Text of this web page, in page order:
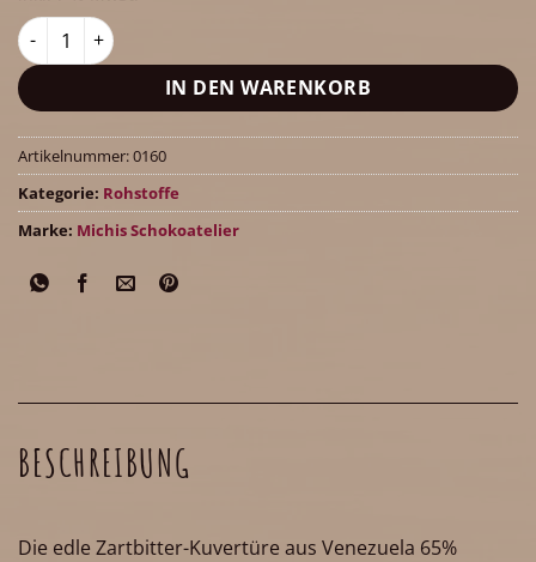
Maracaibo-Kuvertüre (65% Kakaoanteil), 200g Menge
IN DEN WARENKORB
Artikelnummer:0160
Kategorie: Rohstoffe
Marke: Michis Schokoatelier
BESCHREIBUNG
Die edle Zartbitter-Kuvertüre aus Venezuela 65%